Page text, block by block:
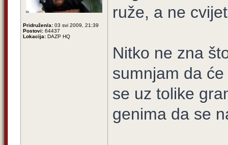
Pridružen/a: 03 svi 2009, 21:39
Postovi: 64437
Lokacija: DAZP HQ
ruže, a ne
Nitko ne zna
sumnjam da
se uz tolike
genima da se